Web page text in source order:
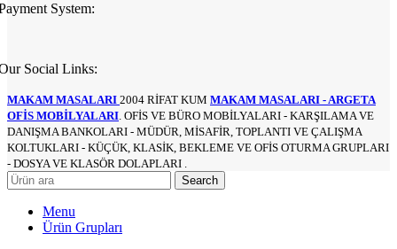
System:
Social Links:
MAKAM MASALARI 2004 RİFAT KUM MAKAM MASALARI - ARGETA
OFİS MOBİLYALARI. OFİS VE BÜRO MOBİLYALARI - KARŞILAMA VE
DANIŞMA BANKOLARI - MÜDÜR, MİSAFİR, TOPLANTI VE ÇALIŞMA
KOLTUKLARI - KÜÇÜK, KLASİK, BEKLEME VE OFİS OTURMA GRUPLARI
- DOSYA VE KLASÖR DOLAPLARI .
Search
Menu
Ürün Grupları